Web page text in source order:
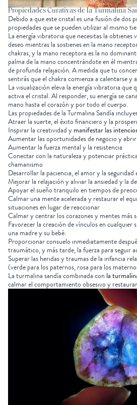
Propiedades Curativas de la Turmalina
Debido a que este cristal es una fusión de dos
propiedades que se pueden utilizar al mismo
La energía vibratoria que necesitas la obtienes
deseo mientras la sostienes en la mano
chakras, y la mano receptora es la no
palma de la mano concentrándote en él
de profunda relajación. A medida que tu
sentirás que el chakra comienza a calentarse y
La visualización eleva la energía vibratoria que
activa el cristal. Al responder, su energía se
mano hasta el corazón y por todo el cuerpo.
Las propiedades de la Turmalina Sandía
Atraer la suerte, el éxito financiero y la
Inspirar la creatividad y manifestar las
Aumentar las oportunidades de negocio y
Aumentar la fuerza mental y la resistencia
Conectar con la naturaleza y potenciar
chamanismo
Desarrollar la paciencia, el amor y la seguridad
Mejorar la relajacióny aliviar la ansiedad y la
Apoyar el sueño tranquilo en tiempos de
Calmar una mente acelerada y restaurar el
situaciones en lugar de reaccionar
Calmar y centrar los corazones y mentes más
Favorecer la creación de vínculos en
una madre y su bebé.
Proporcionar consuelo inmediatamente
traumático, y más tarde, la fuerza para seguir
Superar las heridas y traumas de la infancia
(verde para los paternos, rosa para los
La turmalina sandía combinada con la
calmar el comportamiento obsesivo y